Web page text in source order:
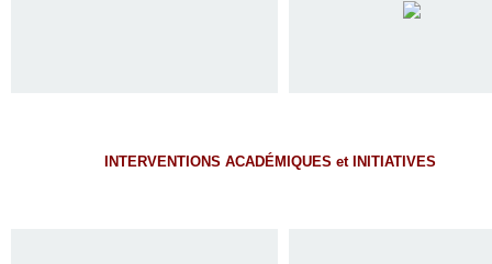
INTERVENTIONS ACADÉMIQUES et INITIATIVES